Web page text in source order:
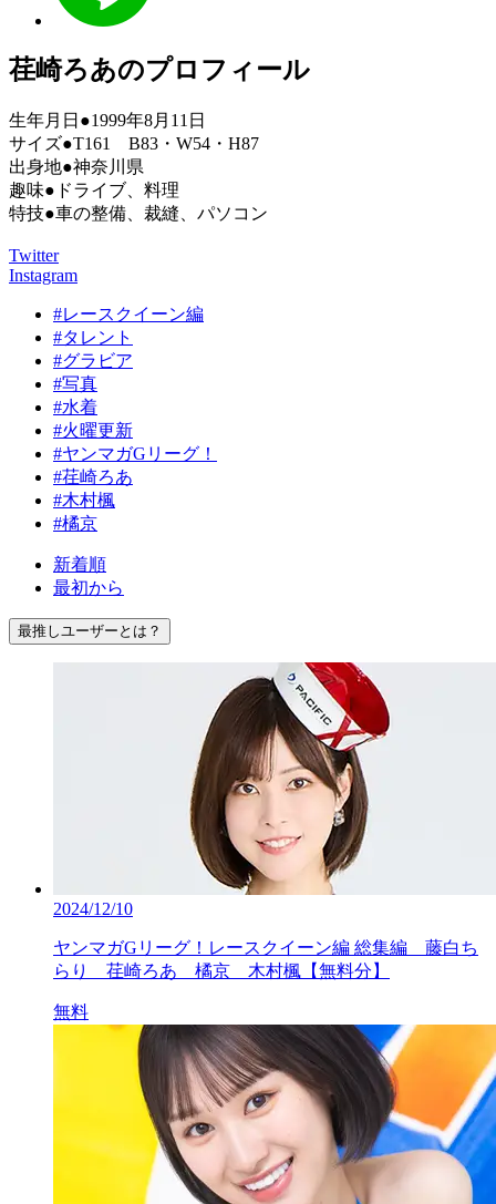
荏崎ろあのプロフィール
生年月日●1999年8月11日
サイズ●T161 B83・W54・H87
出身地●神奈川県
趣味●ドライブ、料理
特技●車の整備、裁縫、パソコン
Twitter
Instagram
#レースクイーン編
#タレント
#グラビア
#写真
#水着
#火曜更新
#ヤンマガGリーグ！
#荏崎ろあ
#木村楓
#橘京
新着順
最初から
最推しユーザーとは？
2024/12/10
ヤンマガGリーグ！レースクイーン編 総集編 藤白ち
らり 荏崎ろあ 橘京 木村楓【無料分】
無料